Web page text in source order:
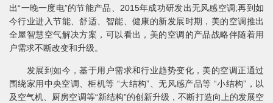
出“一晚一度电”的节能产品、2015年成功研发出无风感空调;再到如
今行业进入节能、舒适、智能、健康的新发展时期，美的空调推出
全屋智慧空气解决方案，可以看出，美的空调的产品战略伴随着用
户需求不断改变和升级。
发展到如今，基于用户需求和行业趋势变化，美的空调正通过
围绕家用中央空调、柜机等 “大结构”、无风感产品等 “小结构”，以
及空气机、厨房空调等“新结构”的创新升级，不断打造向上的发展空